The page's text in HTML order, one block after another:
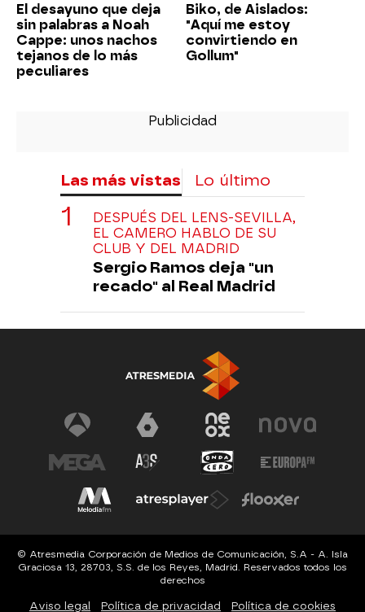
El desayuno que deja
sin palabras a Noah
Cappe: unos nachos
tejanos de lo más
peculiares
Biko, de Aislados:
"Aquí me estoy
convirtiendo en
Gollum"
Las más vistas Lo último
DESPUÉS DEL LENS-SEVILLA,
EL CAMERO HABLO DE SU
CLUB Y DEL MADRID
Sergio Ramos deja "un
recado" al Real Madrid
© Atresmedia Corporación de Medios de Comunicación, S.A - A. Isla
Graciosa 13, 28703, S.S. de los Reyes, Madrid. Reservados todos los
derechos
Aviso legal Política de privacidad Política de cookies